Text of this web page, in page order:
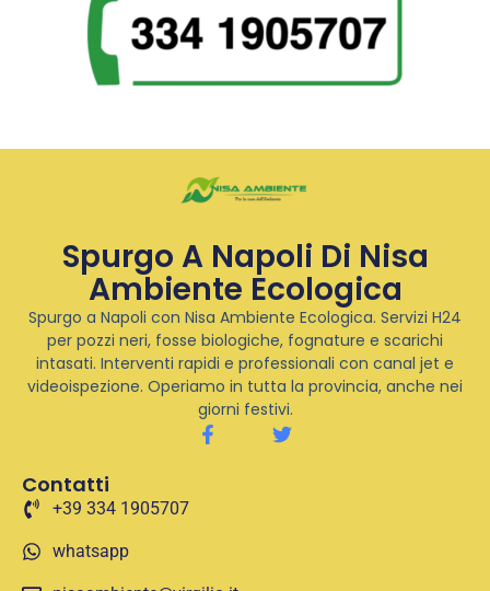
Spurgo A Napoli Di Nisa
Ambiente Ecologica
Spurgo a Napoli con Nisa Ambiente Ecologica. Servizi H24
per pozzi neri, fosse biologiche, fognature e scarichi
intasati. Interventi rapidi e professionali con canal jet e
videoispezione. Operiamo in tutta la provincia, anche nei
giorni festivi.
Contatti
+39 334 1905707
whatsapp